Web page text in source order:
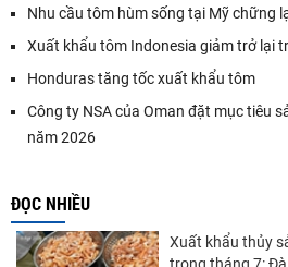
Nhu cầu tôm hùm sống tại Mỹ chững
Xuất khẩu tôm Indonesia giảm trở lại
Honduras tăng tốc xuất khẩu tôm
Công ty NSA của Oman đặt mục tiêu
năm 2026
ĐỌC NHIỀU
Xuất khẩu thủy